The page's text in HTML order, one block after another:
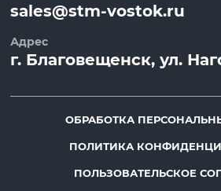
sales@stm-vostok.ru
Адрес
г. Благовещенск, ул.
ОБРАБОТКА
ПОЛИТИКА
ПОЛЬЗОВАТЕЛЬСКОЕ